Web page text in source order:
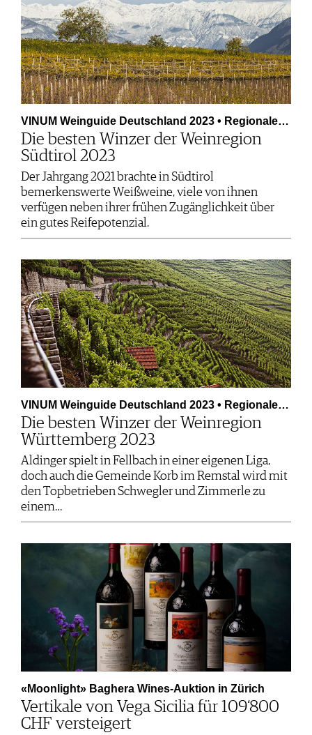
VINUM Weinguide Deutschland 2023 • Regionale…
Die besten Winzer der Weinregion
Südtirol 2023
Der Jahrgang 2021 brachte in Südtirol
bemerkenswerte Weißweine, viele von ihnen
verfügen neben ihrer frühen Zugänglichkeit über
ein gutes Reifepotenzial.
VINUM Weinguide Deutschland 2023 • Regionale…
Die besten Winzer der Weinregion
Württemberg 2023
Aldinger spielt in Fellbach in einer eigenen Liga,
doch auch die Gemeinde Korb im Remstal wird mit
den Topbetrieben Schwegler und Zimmerle zu
einem…
«Moonlight» Baghera Wines-Auktion in Zürich
Vertikale von Vega Sicilia für 109‘800
CHF versteigert